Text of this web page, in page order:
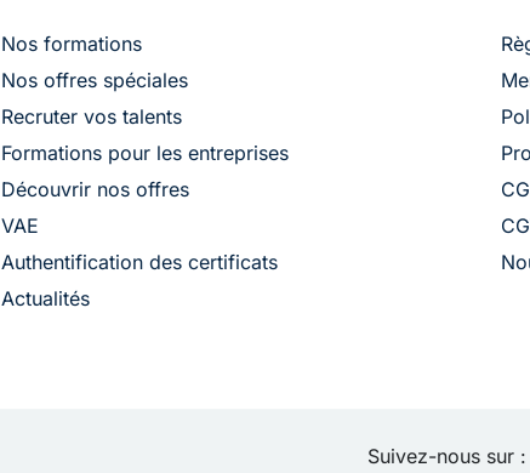
Nos formations
Nos offres spéciales
Recruter vos talents
Formations pour les entreprises
Découvrir nos offres
VAE
Authentification des certificats
Actualités
Suivez-nous sur :